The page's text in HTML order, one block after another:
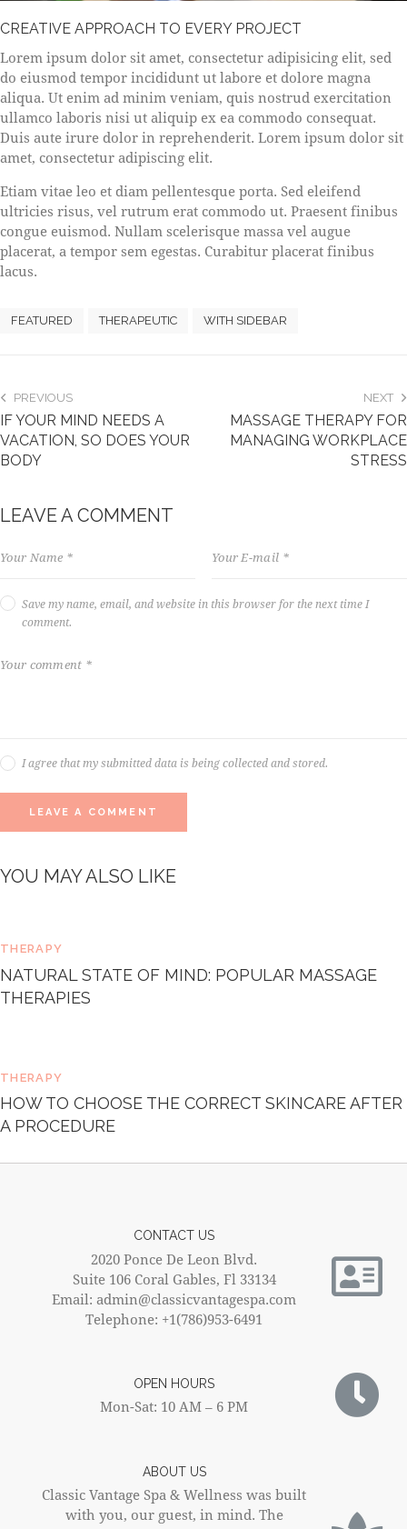
CREATIVE APPROACH TO EVERY PROJECT
Lorem ipsum dolor sit amet, consectetur adipisicing elit, sed
do eiusmod tempor incididunt ut labore et dolore magna
aliqua. Ut enim ad minim veniam, quis nostrud exercitation
ullamco laboris nisi ut aliquip ex ea commodo consequat.
Duis aute irure dolor in reprehenderit. Lorem ipsum dolor sit
amet, consectetur adipiscing elit.
Etiam vitae leo et diam pellentesque porta. Sed eleifend
ultricies risus, vel rutrum erat commodo ut. Praesent finibus
congue euismod. Nullam scelerisque massa vel augue
placerat, a tempor sem egestas. Curabitur placerat finibus
lacus.
FEATURED THERAPEUTIC WITH SIDEBAR
PREVIOUS
IF YOUR MIND NEEDS A
VACATION, SO DOES YOUR
BODY
NEXT
MASSAGE THERAPY FOR
MANAGING WORKPLACE
STRESS
LEAVE A COMMENT
Save my name, email, and website in this browser for the next time I
comment.
I agree that my submitted data is being collected and stored.
YOU MAY ALSO LIKE
THERAPY
NATURAL STATE OF MIND: POPULAR MASSAGE
THERAPIES
THERAPY
HOW TO CHOOSE THE CORRECT SKINCARE AFTER
A PROCEDURE
ABOUT US
Classic Vantage Spa & Wellness was built
with you, our guest, in mind. The
OPEN HOURS
Mon-Sat: 10 AM – 6 PM
CONTACT US
2020 Ponce De Leon Blvd.
Suite 106 Coral Gables, Fl 33134
Email: admin@classicvantagespa.com
Telephone: +1(786)953-6491